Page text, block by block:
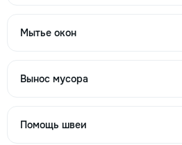
Мытье окон
Вынос мусора
Помощь швеи